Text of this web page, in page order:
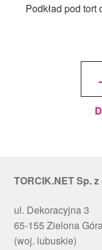
Podkład pod
Ø
cm,
cm
TORCIK.NET Sp. z
ul. Dekoracyjna 3
65-155 Zielona
(woj. lubuskie)